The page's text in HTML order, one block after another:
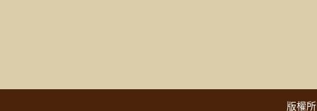
版權